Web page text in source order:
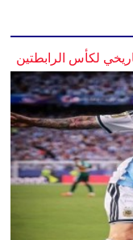
لكأس الرابطتين